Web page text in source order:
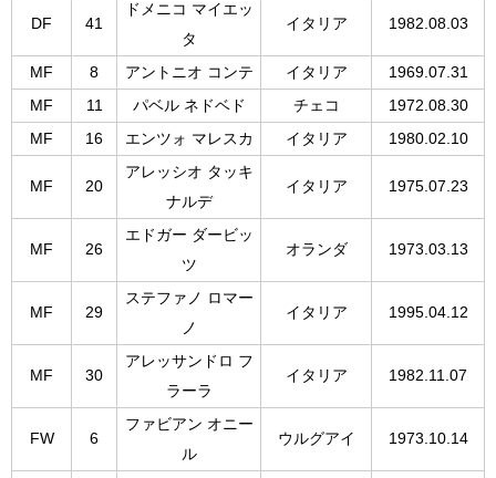
DF 41
ドメニコ マイエッ
タ
イタリア 1982.08.03
MF 8 アントニオ コンテ イタリア
1969.07.31
MF
11 パベル ネドベド チェコ
1972.08.30
MF
16 エンツォ マレスカ イタリア 1980.02.10
MF 20
アレッシオ タッキ
ナルデ
イタリア 1975.07.23
MF 26
エドガー ダービッ
ツ
オランダ 1973.03.13
MF 29
ステファノ ロマー
ノ
イタリア 1995.04.12
MF 30
アレッサンドロ フ
ラーラ
イタリア 1982.11.07
FW 6
ファビアン オニー
ル
ウルグアイ 1973.10.14